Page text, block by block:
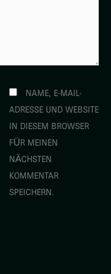
NAME, E-MAIL-
ADRESSE UND WEBSITE
IN DIESEM BROWSER
FÜR MEINEN
NÄCHSTEN
KOMMENTAR
SPEICHERN.